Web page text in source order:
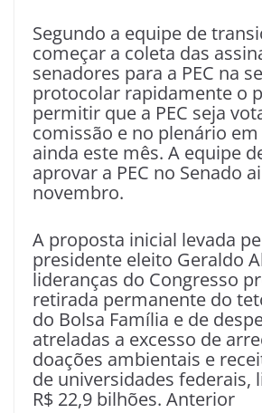
Segundo a equipe de
começar a coleta das
senadores para a PEC na
protocolar rapidamente o
permitir que a PEC seja
comissão e no plenário
ainda este mês. A equipe
aprovar a PEC no Senado
novembro.
A proposta inicial levada
presidente eleito Geraldo
lideranças do Congresso
retirada permanente do
do Bolsa Família e de
atreladas a excesso de
doações ambientais e
de universidades federais,
R$ 22,9 bilhões. Anterior